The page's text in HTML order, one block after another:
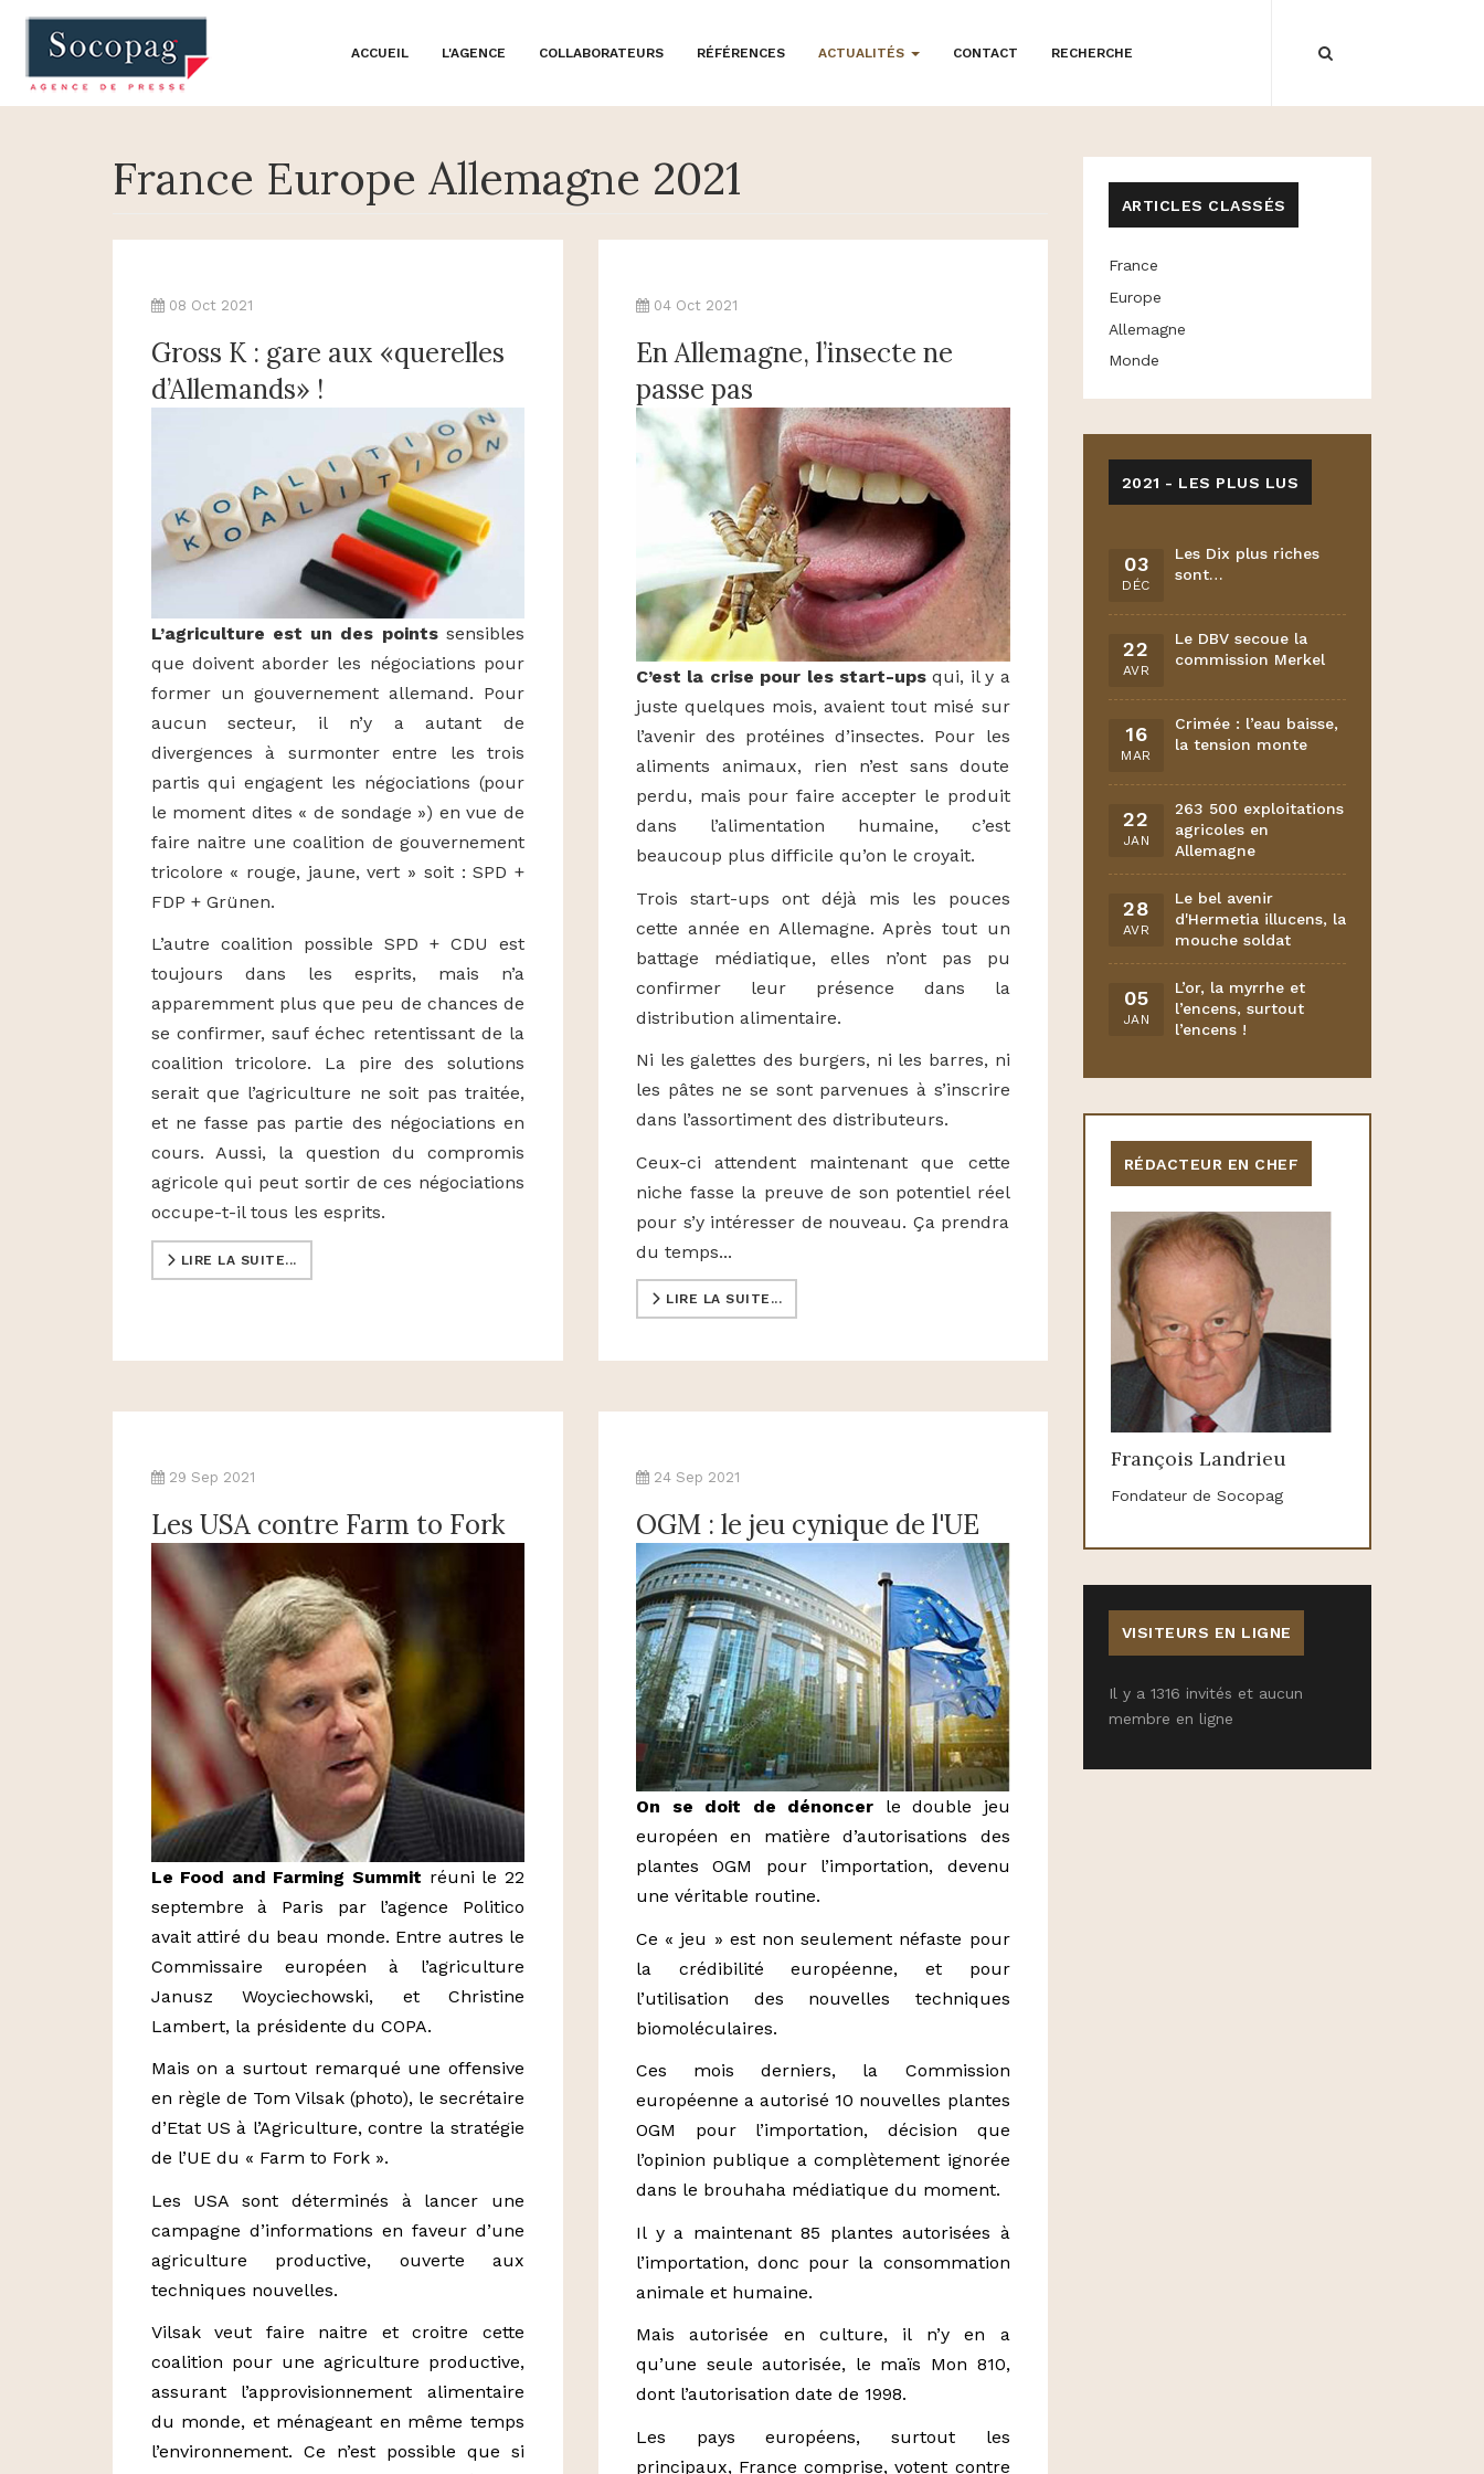
ACCUEIL L'AGENCE COLLABORATEURS RÉFÉRENCES ACTUALITÉS CONTACT RECHERCHE
France Europe Allemagne 2021
08 Oct 2021
Gross K : gare aux «querelles
d’Allemands» !
L’agriculture est un des pointssensibles
que doivent aborder les négociations pour
former un gouvernement allemand. Pour
aucun secteur, il n’y a autant de
divergences à surmonter entre les trois
partis qui engagent les négociations (pour
le moment dites « de sondage ») en vue de
faire naitre une coalition de gouvernement
tricolore « rouge, jaune, vert » soit : SPD +
FDP + Grünen.
L’autre coalition possible SPD + CDU est
toujours dans les esprits, mais n’a
apparemment plus que peu de chances de
se confirmer, sauf échec retentissant de la
coalition tricolore. La pire des solutions
serait que l’agriculture ne soit pas traitée,
et ne fasse pas partie des négociations en
cours. Aussi, la question du compromis
agricole qui peut sortir de ces négociations
occupe-t-il tous les esprits.
LIRE LA SUITE...
04 Oct 2021
En Allemagne, l’insecte ne
passe pas
C’est la crise pour les start-upsqui, il y a
juste quelques mois, avaient tout misé sur
l’avenir des protéines d’insectes. Pour les
aliments animaux, rien n’est sans doute
perdu, mais pour faire accepter le produit
dans l’alimentation humaine, c’est
beaucoup plus difficile qu’on le croyait.
Trois start-ups ont déjà mis les pouces
cette année en Allemagne. Après tout un
battage médiatique, elles n’ont pas pu
confirmer leur présence dans la
distribution alimentaire.
Ni les galettes des burgers, ni les barres, ni
les pâtes ne se sont parvenues à s’inscrire
dans l’assortiment des distributeurs.
Ceux-ci attendent maintenant que cette
niche fasse la preuve de son potentiel réel
pour s’y intéresser de nouveau. Ça prendra
du temps...
LIRE LA SUITE...
29 Sep 2021
Les USA contre Farm to Fork
Le Food and Farming Summit réuni le 22
septembre à Paris par l’agence Politico
avait attiré du beau monde. Entre autres le
Commissaire européen à l’agriculture
Janusz Woyciechowski, et Christine
Lambert, la présidente du COPA.
Mais on a surtout remarqué une offensive
en règle de Tom Vilsak (photo), le secrétaire
d’Etat US à l’Agriculture, contre la stratégie
de l’UE du « Farm to Fork ».
Les USA sont déterminés à lancer une
campagne d’informations en faveur d’une
agriculture productive, ouverte aux
techniques nouvelles.
Vilsak veut faire naitre et croitre cette
coalition pour une agriculture productive,
assurant l’approvisionnement alimentaire
du monde, et ménageant en même temps
l’environnement. Ce n’est possible que si
24 Sep 2021
OGM : le jeu cynique de l'UE
On se doit de dénoncer le double jeu
européen en matière d’autorisations des
plantes OGM pour l’importation, devenu
une véritable routine.
Ce « jeu » est non seulement néfaste pour
la crédibilité européenne, et pour
l’utilisation des nouvelles techniques
biomoléculaires.
Ces mois derniers, la Commission
européenne a autorisé 10 nouvelles plantes
OGM pour l’importation, décision que
l’opinion publique a complètement ignorée
dans le brouhaha médiatique du moment.
Il y a maintenant 85 plantes autorisées à
l’importation, donc pour la consommation
animale et humaine.
Mais autorisée en culture, il n’y en a
qu’une seule autorisée, le maïs Mon 810,
dont l’autorisation date de 1998.
Les pays européens, surtout les
principaux, France comprise, votent contre
ARTICLES CLASSÉS
France
Europe
Allemagne
Monde
2021 - LES PLUS LUS
03
DÉC
Les Dix plus riches
sont…
22
AVR
Le DBV secoue la
commission Merkel
16
MAR
Crimée : l’eau baisse,
la tension monte
22
JAN
263 500 exploitations
agricoles en
Allemagne
28
AVR
Le bel avenir
d'Hermetia illucens, la
mouche soldat
05
JAN
L’or, la myrrhe et
l’encens, surtout
l’encens !
RÉDACTEUR EN CHEF
François Landrieu
Fondateur de Socopag
VISITEURS EN LIGNE
Il y a 1316 invités et aucun
membre en ligne